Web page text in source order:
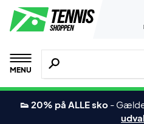
MENU
Søg efter produkter,
👟 20% på ALLE sko -